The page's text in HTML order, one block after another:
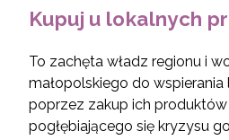
Kupuj u lokalnych
To zachęta władz regionu i
małopolskiego do wspierania
poprzez zakup ich
pogłębiającego się kryzysu